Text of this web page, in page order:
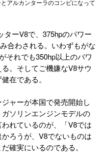
アルカンターラのコンビになって
ーV8で、375hpのパワー
合わされる。いわずもがな
それでも350hp以上のパワ
。そしてご機嫌なV8サウ
在である。
ャーが本国で発売開始し
ソリンエンジンモデルの
れているのが、「V8では
ろうが、V8でないものは
確実にいるのである。